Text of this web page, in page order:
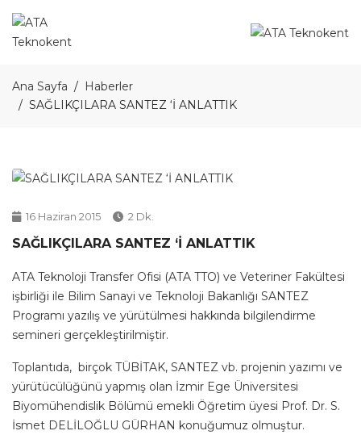
Ana Sayfa
Haberler
SAĞLIKÇILARA SANTEZ ‘İ ANLATTIK
16 Haziran 2015 2 Dk.
SAĞLIKÇILARA SANTEZ ‘İ ANLATTIK
ATA Teknoloji Transfer Ofisi (ATA TTO) ve Veteriner Fakültesi
işbirliği ile Bilim Sanayi ve Teknoloji Bakanlığı SANTEZ
Programı yazılış ve yürütülmesi hakkında bilgilendirme
semineri gerçekleştirilmiştir.
Toplantıda, birçok TÜBİTAK, SANTEZ vb. projenin yazımı ve
yürütücülüğünü yapmış olan İzmir Ege Üniversitesi
Biyomühendislik Bölümü emekli Öğretim üyesi Prof. Dr. S.
İsmet DELİLOĞLU GÜRHAN konuğumuz olmuştur.